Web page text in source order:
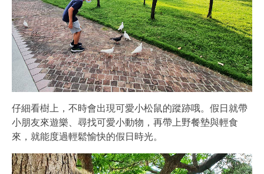
仔細看樹上，不時會出現可愛小松鼠的蹤跡哦。假日就帶
小朋友來遊樂、尋找可愛小動物，再帶上野餐墊與輕食
來，就能度過輕鬆愉快的假日時光。